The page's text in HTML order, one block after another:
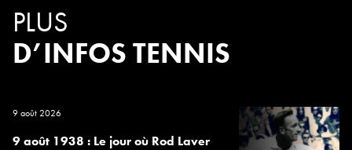
PLUS
D’INFOS TENNIS
9 août 2026
9 août 1938 : Le jour où Rod Laver